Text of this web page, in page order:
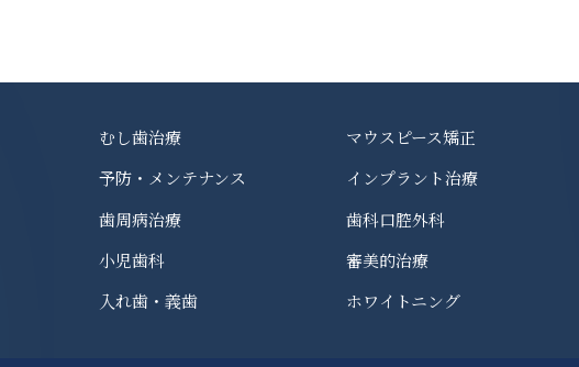
むし歯治療
予防・メンテナンス
歯周病治療
小児歯科
入れ歯・義歯
マウスピース矯正
インプラント治療
歯科口腔外科
審美的治療
ホワイトニング